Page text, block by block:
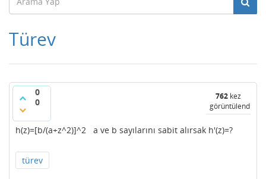
Türev
0
0
762 kez
görüntülendi
h(z)=[b/(a+z^2)]^2 a ve b sayılarını sabit alırsak h'(z)=?
türev